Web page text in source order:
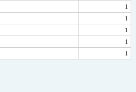
1
1
1
1
1